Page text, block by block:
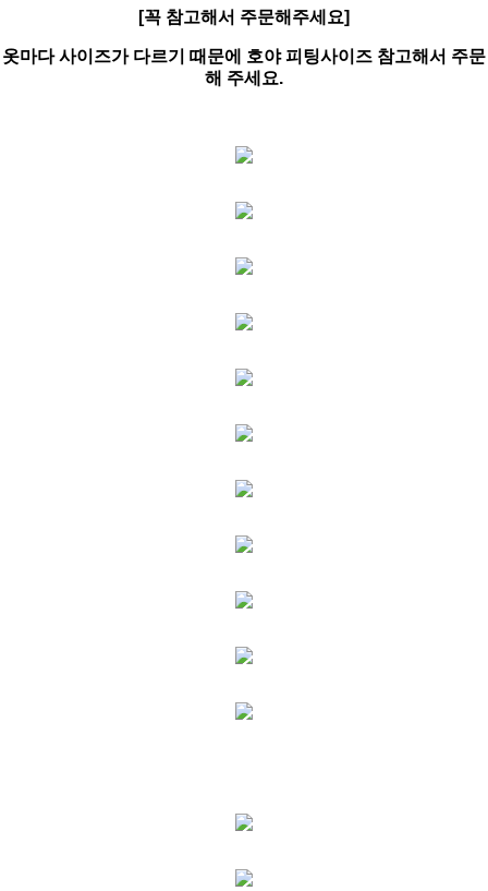
[꼭 참고해서 주문해주세요]
옷마다 사이즈가 다르기 때문에 호야 피팅사이즈 참고해서 주문
해 주세요.